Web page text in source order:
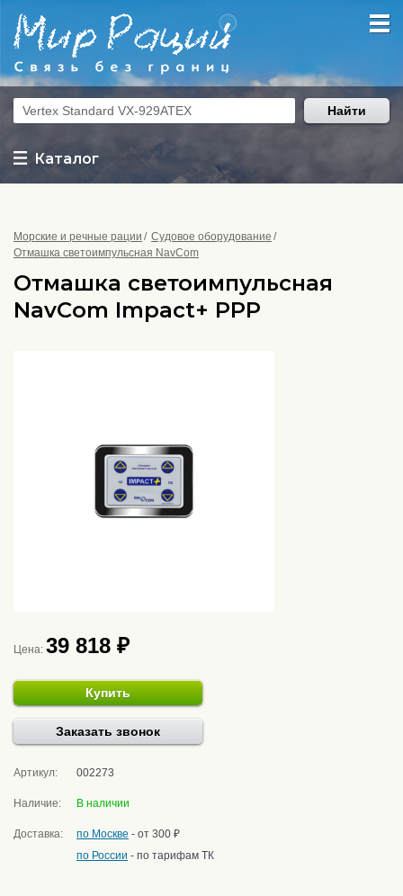
Каталог
Найти
Морские и речные рации
Судовое оборудование
Отмашка светоимпульсная NavCom
Отмашка светоимпульсная
NavCom Impact+ РРР
Цена: 39 818 ₽
Купить
Заказать звонок
Артикул: 002273
Наличие: В наличии
Доставка: по Москве - от 300 ₽
по России - по тарифам ТК